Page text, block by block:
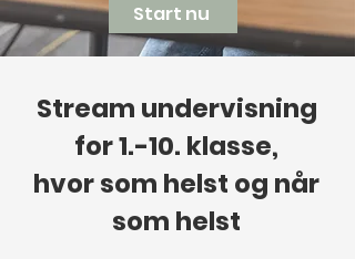
Start nu
Stream undervisning
for 1.-10. klasse,
hvor som helst og når
som helst